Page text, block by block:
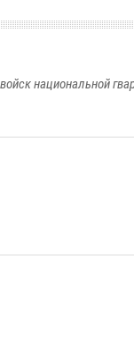
национальной